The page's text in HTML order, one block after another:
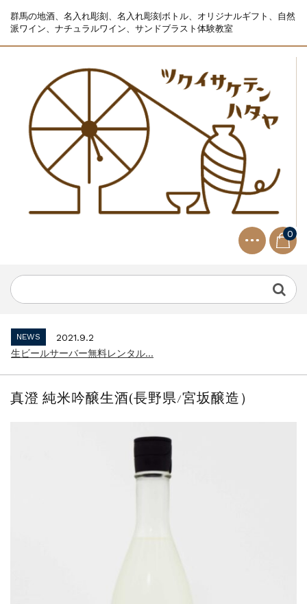
群馬の地酒、名入れ彫刻、名入れ彫刻ボトル、オリジナルギフト、自然
派ワイン、ナチュラルワイン、サンドブラスト体験教室
0
生ビールサーバー無料レンタル...
NEWS
2023.10.2
NEWS
2021.9.2
生ビールサーバー無料レンタル...
NEWS
2021.9.2
真澄 純米吟醸生酒(長野県/宮坂醸造）